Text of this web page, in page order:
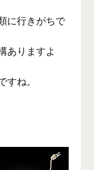
に行きがちで
ありますよ
ね。